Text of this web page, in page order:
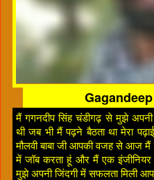
मैं गगनदीप सिंह चंडीगढ़ से मुझे अपनी
थी जब भी मैं पढ़ने बैठता था मेरा
मौलवी बाबा जी आपकी वजह से आज मैं
में जॉब करता हूं और मैं एक इंजीनियर
मुझे अपनी जिंदगी में सफलता मिली आप